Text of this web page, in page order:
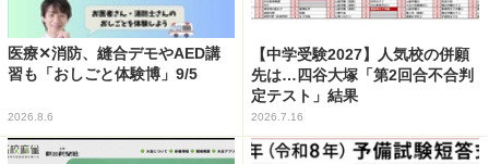
医療✕消防、縫合デモやAED講
習も「おしごと体験博」9/5
2026.8.6
【中学受験2027】人気校の併願
先は…四谷大塚「第2回合不合判
定テスト」結果
2026.7.16